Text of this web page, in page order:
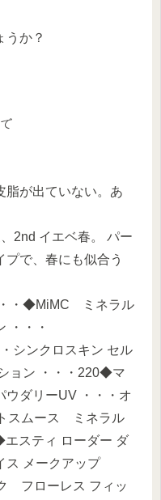
うか？
脂が出ていない。あ
2nd イエベ春。 パー
プで、春にも似合う
・・◆MiMC ミネラル
・・・
シンクロスキン セル
ョン ・・・220◆マ
ダリーUV ・・・オ
スムース ミネラル
スティ ローダー ダ
ス メークアップ
フローレス フィッ